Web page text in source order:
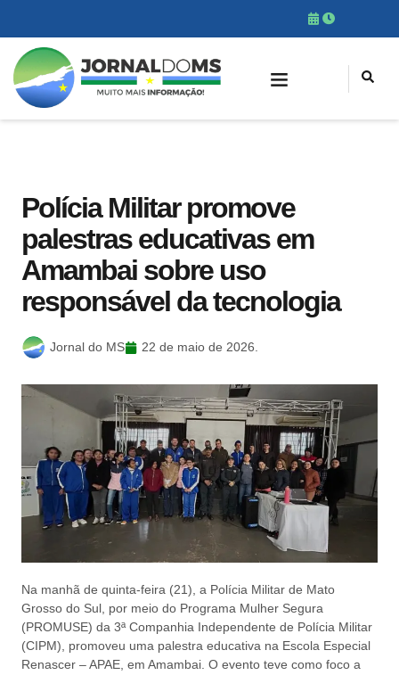
Polícia Militar promove
palestras educativas em
Amambai sobre uso
responsável da tecnologia
Jornal do MS 22 de maio de 2026.
Na manhã de quinta-feira (21), a Polícia Militar de Mato
Grosso do Sul, por meio do Programa Mulher Segura
(PROMUSE) da 3ª Companhia Independente de Polícia Militar
(CIPM), promoveu uma palestra educativa na Escola Especial
Renascer – APAE, em Amambai. O evento teve como foco a